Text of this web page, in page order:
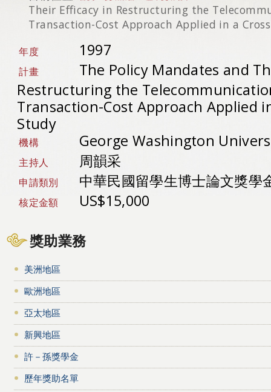
Their Efficacy in Restructuring the
Transaction-Cost Approach Applied in a
年度 1997
計畫
The Policy Mandates and
Restructuring the
Transaction-Cost Approach Applied
Study
機構 George Washington
主持人 周韻采
申請類別 中華民國留學生博士論文獎學
核定金額 US$15,000
獎助業務
美洲地區
歐洲地區
亞太地區
新興地區
許－孫獎學金
歷年獎助名單